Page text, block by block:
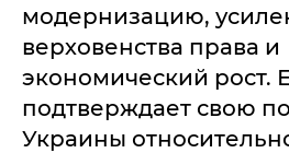
модернизацию,
верховенства права и
экономический рост.
подтверждает свою
Украины